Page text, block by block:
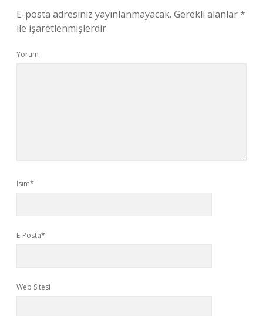
E-posta adresiniz yayınlanmayacak. Gerekli alanlar*
ile işaretlenmişlerdir
Yorum
İsim*
E-Posta*
Web Sitesi